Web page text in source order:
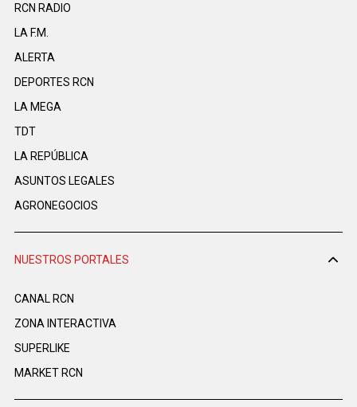
RCN RADIO
LA F.M.
ALERTA
DEPORTES RCN
LA MEGA
TDT
LA REPÚBLICA
ASUNTOS LEGALES
AGRONEGOCIOS
NUESTROS PORTALES
CANAL RCN
ZONA INTERACTIVA
SUPERLIKE
MARKET RCN